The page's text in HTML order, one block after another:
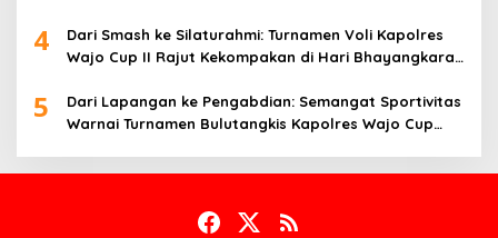
4
Dari Smash ke Silaturahmi: Turnamen Voli Kapolres
Wajo Cup II Rajut Kekompakan di Hari Bhayangkara
5
Dari Lapangan ke Pengabdian: Semangat Sportivitas
Warnai Turnamen Bulutangkis Kapolres Wajo Cup